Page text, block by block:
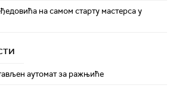
на самом старту мастерса у
аутомат за ражњиће